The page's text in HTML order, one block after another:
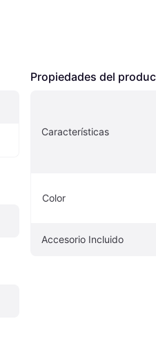
Propiedades del
Características
Color
Accesorio Incluido